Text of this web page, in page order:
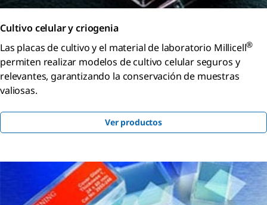
Cultivo celular y criogenia
Las placas de cultivo y el material de laboratorio Millicell®
permiten realizar modelos de cultivo celular seguros y
relevantes, garantizando la conservación de muestras
valiosas.
Ver productos